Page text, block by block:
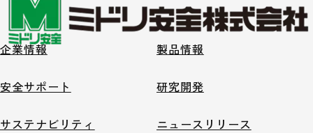
企業情報 製品情報
安全サポート 研究開発
サステナビリティ ニュースリリース